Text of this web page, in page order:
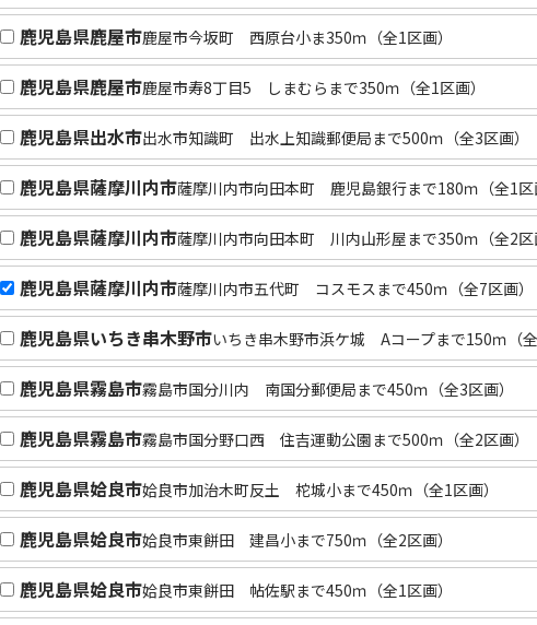
鹿児島県鹿屋市鹿屋市今坂町 西原台小ま350ｍ（全1区画）
鹿児島県鹿屋市鹿屋市寿8丁目5 しまむらまで350ｍ（全1区画）
鹿児島県出水市出水市知識町 出水上知識郵便局まで500ｍ（全3区画）
鹿児島県薩摩川内市薩摩川内市向田本町 鹿児島銀行まで180ｍ（全1区
鹿児島県薩摩川内市薩摩川内市向田本町 川内山形屋まで350ｍ（全2区
鹿児島県薩摩川内市薩摩川内市五代町 コスモスまで450ｍ（全7区画）
鹿児島県いちき串木野市いちき串木野市浜ケ城 Aコープまで150ｍ（
鹿児島県霧島市霧島市国分川内 南国分郵便局まで450ｍ（全3区画）
鹿児島県霧島市霧島市国分野口西 住吉運動公園まで500ｍ（全2区画）
鹿児島県姶良市姶良市加治木町反土 柁城小まで450ｍ（全1区画）
鹿児島県姶良市姶良市東餅田 建昌小まで750ｍ（全2区画）
鹿児島県姶良市姶良市東餅田 帖佐駅まで450ｍ（全1区画）